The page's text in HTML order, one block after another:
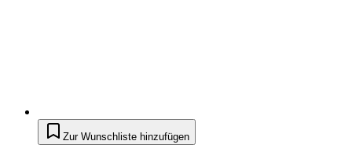
Zur Wunschliste hinzufügen